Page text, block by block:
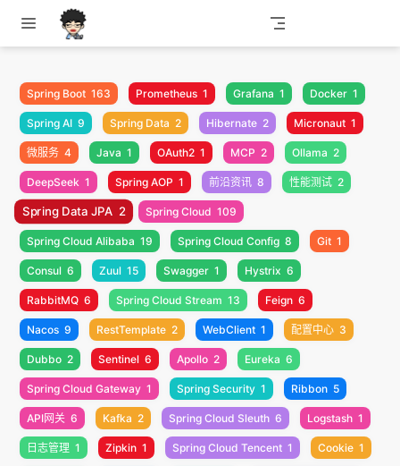
跳至主要內容
Spring Boot 163 Prometheus 1 Grafana 1 Docker 1
Spring AI 9 Spring Data 2 Hibernate 2 Micronaut 1
微服务 4 Java 1 OAuth2 1 MCP 2 Ollama 2
DeepSeek 1 Spring AOP 1 前沿资讯 8 性能测试 2
Spring Data JPA 2 Spring Cloud 109
Spring Cloud Alibaba 19 Spring Cloud Config 8 Git 1
Consul 6 Zuul 15 Swagger 1 Hystrix 6
RabbitMQ 6 Spring Cloud Stream 13 Feign 6
Nacos 9 RestTemplate 2 WebClient 1 配置中心 3
Dubbo 2 Sentinel 6 Apollo 2 Eureka 6
Spring Cloud Gateway 1 Spring Security 1 Ribbon 5
API网关 6 Kafka 2 Spring Cloud Sleuth 6 Logstash 1
日志管理 1 Zipkin 1 Spring Cloud Tencent 1 Cookie 1